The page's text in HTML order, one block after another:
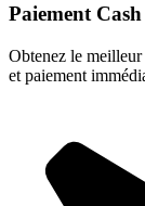
Paiement
Obtenez le
et paiement